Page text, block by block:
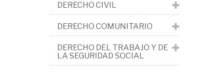
DERECHO CIVIL
DERECHO COMUNITARIO
DERECHO DEL TRABAJO Y DE
LA SEGURIDAD SOCIAL